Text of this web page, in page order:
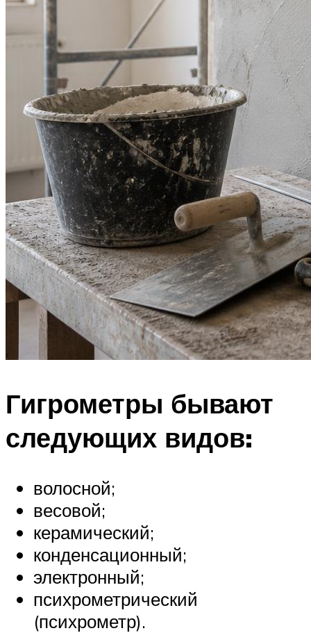
Гигрометры бывают
следующих видов:
волосной;
весовой;
керамический;
конденсационный;
электронный;
психрометрический
(психрометр).